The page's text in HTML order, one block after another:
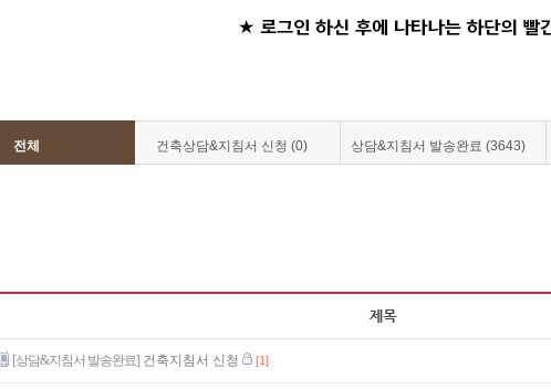
전체 건축상담&지침서 신청 (0) 상담&지침서 발송완료 (3643)
[상담&지침서 발송완료] 건축지침서 신청 [1]